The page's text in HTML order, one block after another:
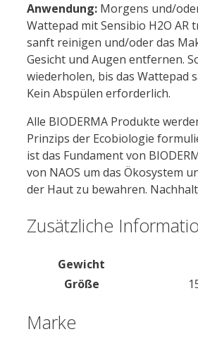
Anwendung: Morgens und/
Wattepad mit Sensibio H2O AR
sanft reinigen und/oder das
Gesicht und Augen entfernen.
wiederholen, bis das Wattepad
Kein Abspülen erforderlich.
Alle BIODERMA Produkte
Prinzips der Ecobiologie
ist das Fundament von
von NAOS um das Ökosystem
der Haut zu bewahren.
Zusätzliche
Gewicht
Größe
Marke